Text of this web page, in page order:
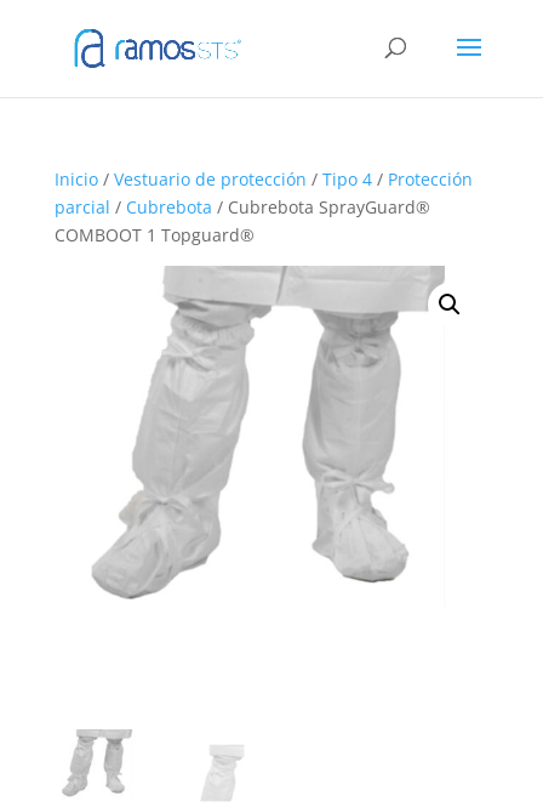
Inicio/ Vestuario de protección / Tipo 4/ Protección
parcial / Cubrebota / Cubrebota SprayGuard®
COMBOOT 1 Topguard®